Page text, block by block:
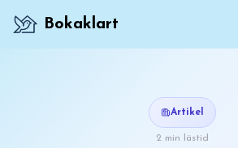
Bokaklart
Artikel
2 min lästid